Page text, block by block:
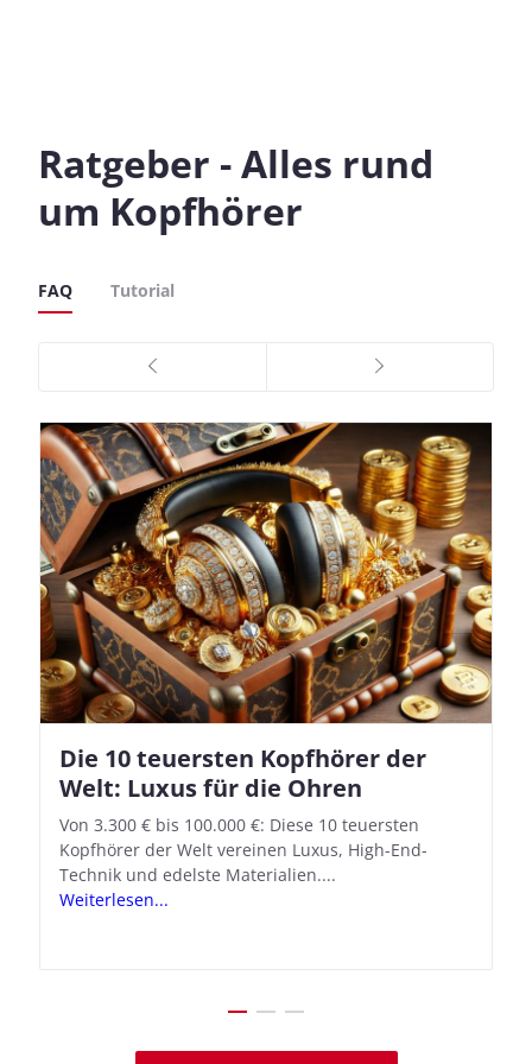
Ratgeber - Alles rund
um Kopfhörer
FAQ Tutorial
Die 10 teuersten Kopfhörer der
Welt: Luxus für die Ohren
Von 3.300 € bis 100.000 €: Diese 10 teuersten
Kopfhörer der Welt vereinen Luxus, High-End-
Technik und edelste Materialien....
Weiterlesen...
Apple AirPods Pro 2 und iOS 18.1:
So richtet ihr das neue Hörgeräte-
Feature ein
Mit iOS 18.1 und den AirPods Pro 2 verwandelt
Apple seine In-Ear-Kopfhörer in kostengünstige
Hörhilfen. In wenigen Schritten...